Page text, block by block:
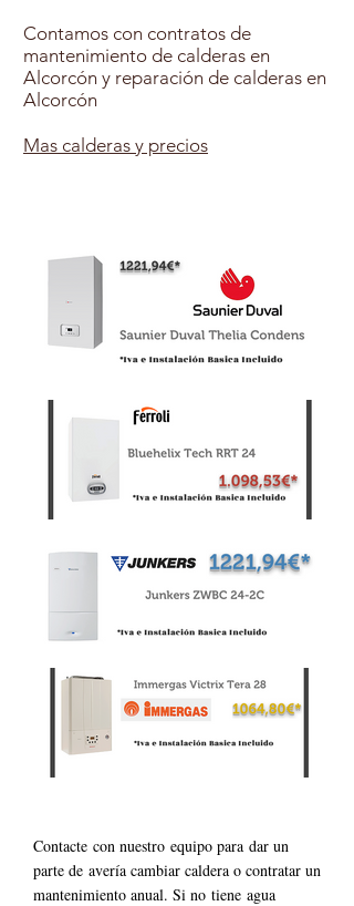
Contamos con contratos de
mantenimiento de calderas en
Alcorcón y reparación de calderas en
Alcorcón
Mas calderas y precios
Contacte con nuestro equipo para dar un
parte de avería cambiar caldera o contratar un
mantenimiento anual. Si no tiene agua